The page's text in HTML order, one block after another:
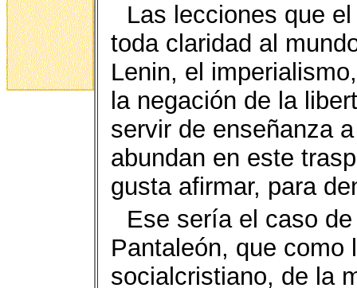
Las lecciones que
toda claridad al
Lenin, el
la negación de la
servir de enseñanza
abundan en este
gusta afirmar, para
Ese sería el caso
Pantaleón, que como
socialcristiano, de la